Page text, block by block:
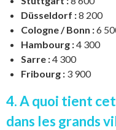
Düsseldorf :8 200
Cologne / Bonn :6
Hambourg :4 300
Sarre :4 300
Fribourg : 3 900
4. A quoi tient
dans les grands